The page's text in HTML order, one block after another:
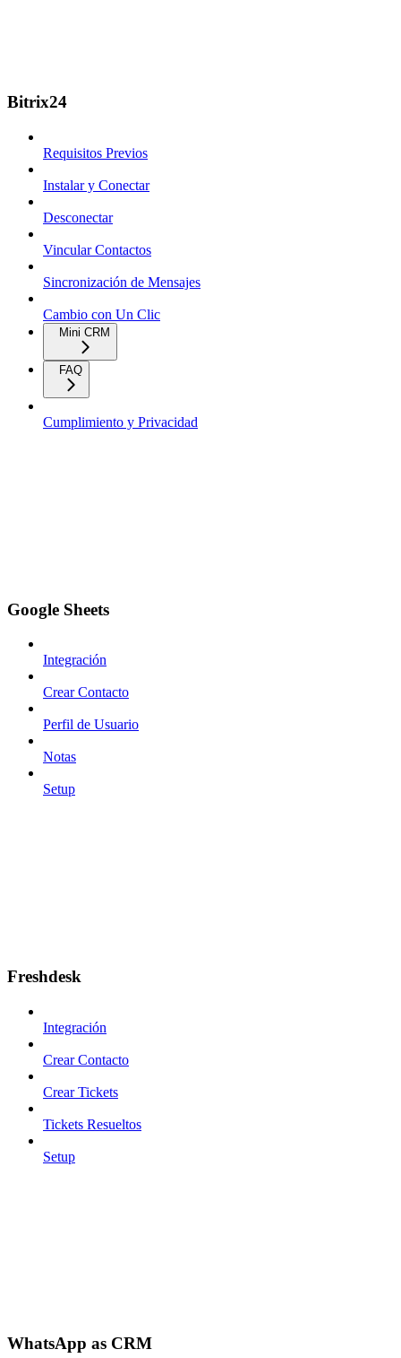
Bitrix24
Requisitos Previos
Instalar y Conectar
Desconectar
Vincular Contactos
Sincronización de Mensajes
Cambio con Un Clic
Mini CRM
FAQ
Cumplimiento y Privacidad
Google Sheets
Integración
Crear Contacto
Perfil de Usuario
Notas
Setup
Freshdesk
Integración
Crear Contacto
Crear Tickets
Tickets Resueltos
Setup
WhatsApp as CRM